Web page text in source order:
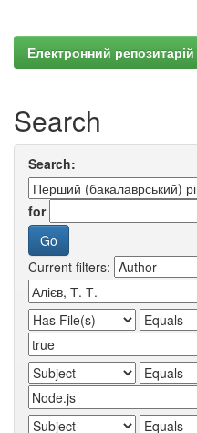
Електронний
Search
Search:
for
Current filters: